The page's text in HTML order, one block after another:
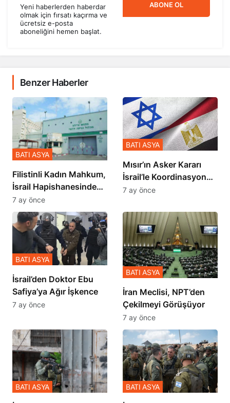
Yeni haberlerden haberdar
olmak için fırsatı kaçırma ve
ücretsiz e-posta
aboneliğini hemen başlat.
ABONE OL
Benzer Haberler
Filistinli Kadın Mahkum,
İsrail Hapishanesindeki
Zulmü Anlattı
BATI ASYA
7 ay önce
Mısır’ın Asker Kararı
İsrail’le Koordinasyon
İçinde Gerçekleşmiş
BATI ASYA
7 ay önce
İsrail’den Doktor Ebu
Safiya’ya Ağır İşkence
BATI ASYA
7 ay önce
İran Meclisi, NPT’den
Çekilmeyi Görüşüyor
BATI ASYA
7 ay önce
BATI ASYA BATI ASYA